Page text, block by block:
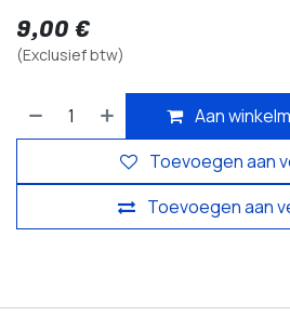
9,00 €
(Exclusief btw)
Aan
Toevoegen aan
Toevoegen aan